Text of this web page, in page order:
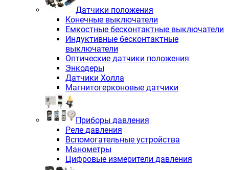
Датчики положения
Конечные выключатели
Емкостные бесконтактные выключатели
Индуктивные бесконтактные
выключатели
Оптические датчики положения
Энкодеры
Датчики Холла
Магнитогерконовые датчики
Приборы давления
Реле давления
Вспомогательные устройства
Манометры
Цифровые измерители давления